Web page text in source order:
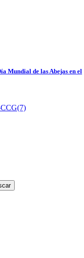
Mundial de las Abejas en el